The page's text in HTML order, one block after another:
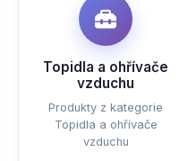
Topidla a ohřívače
vzduchu
Produkty z kategorie
Topidla a ohřívače
vzduchu